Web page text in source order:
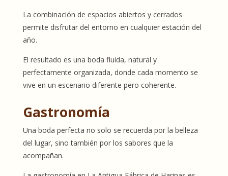
La combinación de espacios abiertos y cerrados
permite disfrutar del entorno en cualquier estación del
año.
El resultado es una boda fluida, natural y
perfectamente organizada, donde cada momento se
vive en un escenario diferente pero coherente.
Gastronomía
Una boda perfecta no solo se recuerda por la belleza
del lugar, sino también por los sabores que la
acompañan.